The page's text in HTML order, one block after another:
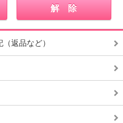
返品など）